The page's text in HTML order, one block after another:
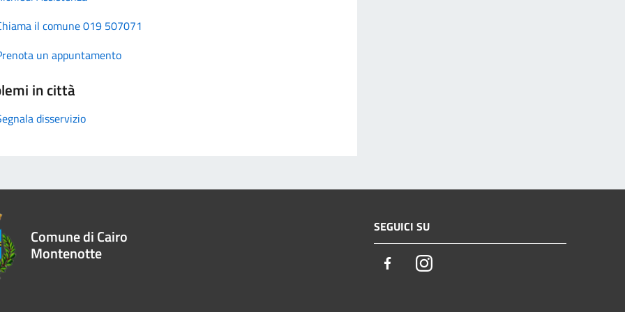
il comune 019 507071
un appuntamento
in città
disservizio
Comune di Cairo
Montenotte
SEGUICI SU
FacebookInstagram